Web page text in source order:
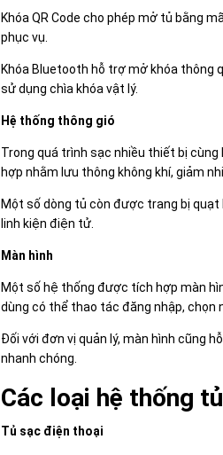
Khóa QR Code cho phép mở tủ bằng
phục vụ.
Khóa Bluetooth hỗ trợ mở khóa thông
sử dụng chìa khóa vật lý.
Hệ thống thông gió
Trong quá trình sạc nhiều thiết bị
hợp nhằm lưu thông không khí, giảm
Một số dòng tủ còn được trang bị
linh kiện điện tử.
Màn hình
Một số hệ thống được tích hợp màn
dùng có thể thao tác đăng nhập, chọn
Đối với đơn vị quản lý, màn hình cũng
nhanh chóng.
Các loại hệ thống
Tủ sạc điện thoại